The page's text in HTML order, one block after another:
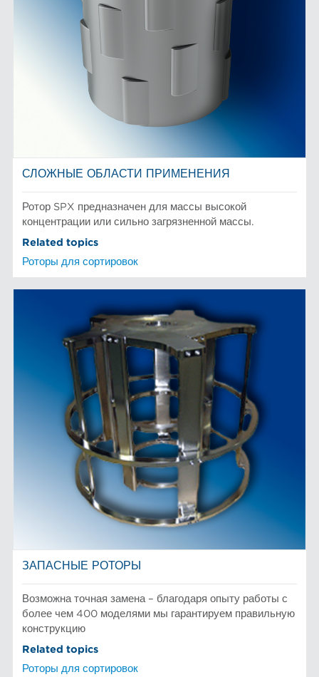
СЛОЖНЫЕ ОБЛАСТИ ПРИМЕНЕНИЯ
Ротор SPX предназначен для массы высокой
концентрации или сильно загрязненной массы.
Related topics
Роторы для сортировок
ЗАПАСНЫЕ РОТОРЫ
Возможна точная замена – благодаря опыту работы с
более чем 400 моделями мы гарантируем правильную
конструкцию
Related topics
Роторы для сортировок